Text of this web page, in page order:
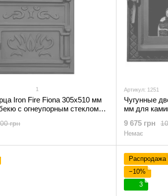
1
Iron Fire Fiona 305х510 мм
с огнеупорным стеклом
грн
Артикул: 1251
Чугунные
мм для
9 675 грн
Немає
Распродажа
−10%
3